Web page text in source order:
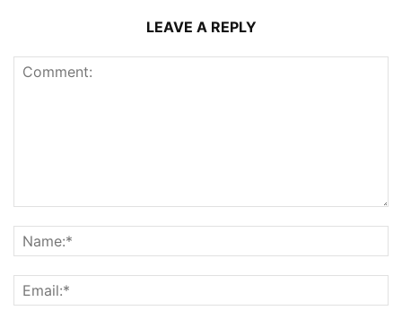
LEAVE A REPLY